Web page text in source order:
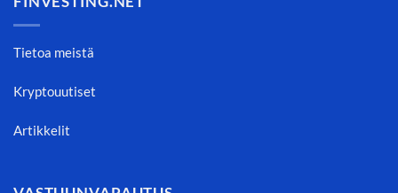
Tietoa meistä
Kryptouutiset
Artikkelit